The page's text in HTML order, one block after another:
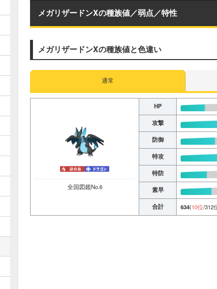
メガリザードンXの種族値／弱点／特性
メガリザードンXの種族値と色違い
通常
全国図鑑No.6
HP
攻撃
防御
特攻
特防
素早
合計
634(10位/312